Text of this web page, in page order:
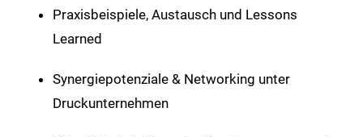
Praxisbeispiele, Austausch und Lessons
Learned
Synergiepotenziale & Networking unter
Druckunternehmen